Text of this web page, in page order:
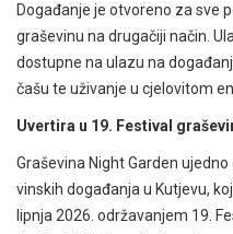
Događanje je otvoreno za sve
graševinu na drugačiji način.
dostupne na ulazu na
čašu te uživanje u cjelovitom
Uvertira u 19. Festival
Graševina Night Garden
vinskih događanja u Kutjevu,
lipnja 2026. održavanjem 19.